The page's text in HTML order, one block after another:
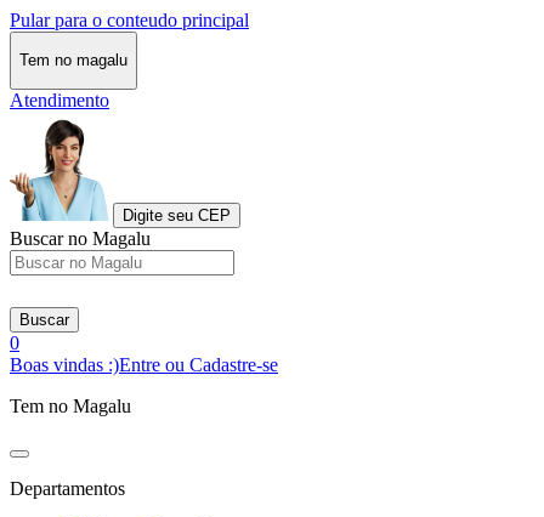
Pular para o conteudo principal
Tem no magalu
Atendimento
Digite seu CEP
Buscar no Magalu
Buscar
0
Boas vindas :)Entre ou Cadastre-se
Tem no Magalu
Departamentos